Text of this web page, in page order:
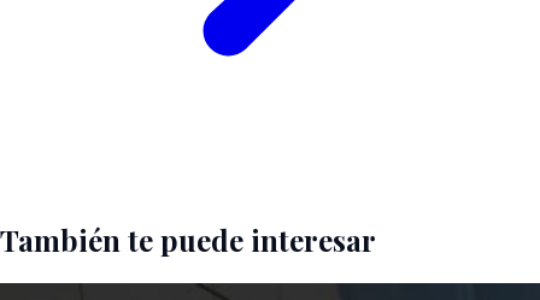
También te puede interesar